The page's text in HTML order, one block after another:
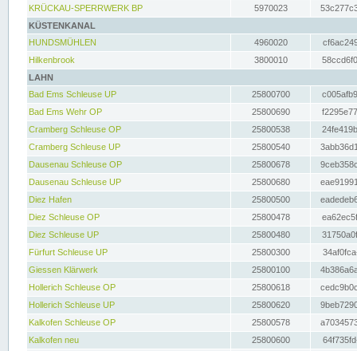
KRÜCKAU-SPERRWERK BP
5970023
KÜSTENKANAL
HUNDSMÜHLEN
4960020
Hilkenbrook
3800010
LAHN
Bad Ems Schleuse UP
25800700
Bad Ems Wehr OP
25800690
Cramberg Schleuse OP
25800538
Cramberg Schleuse UP
25800540
Dausenau Schleuse OP
25800678
Dausenau Schleuse UP
25800680
Diez Hafen
25800500
Diez Schleuse OP
25800478
Diez Schleuse UP
25800480
Fürfurt Schleuse UP
25800300
Giessen Klärwerk
25800100
Hollerich Schleuse OP
25800618
Hollerich Schleuse UP
25800620
Kalkofen Schleuse OP
25800578
Kalkofen neu
25800600